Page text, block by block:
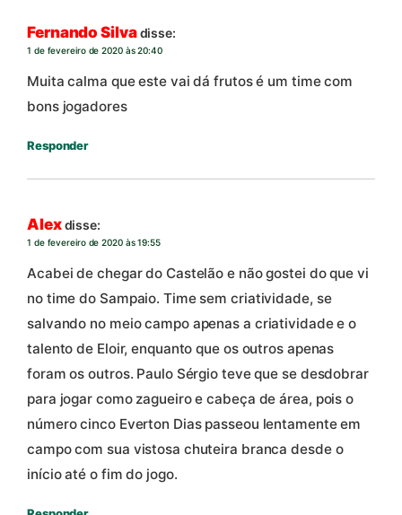
Fernando Silvadisse:
1 de fevereiro de 2020 às 20:40
Muita calma que este vai dá frutos é um time com
bons jogadores
Responder
Alexdisse:
1 de fevereiro de 2020 às 19:55
Acabei de chegar do Castelão e não gostei do que vi
no time do Sampaio. Time sem criatividade, se
salvando no meio campo apenas a criatividade e o
talento de Eloir, enquanto que os outros apenas
foram os outros. Paulo Sérgio teve que se desdobrar
para jogar como zagueiro e cabeça de área, pois o
número cinco Everton Dias passeou lentamente em
campo com sua vistosa chuteira branca desde o
início até o fim do jogo.